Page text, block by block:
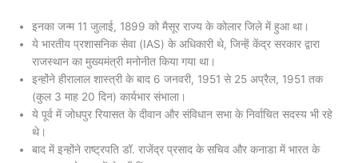
इनका जन्म 11 जुलाई, 1899 को मैसूर राज्य के कोलार जिले में हुआ था।
ये भारतीय प्रशासनिक सेवा (IAS) के अधिकारी थे, जिन्हें केंद्र सरकार द्वारा
राजस्थान का मुख्यमंत्री मनोनीत किया गया था।
इन्होंने हीरालाल शास्त्री के बाद 6 जनवरी, 1951 से 25 अप्रैल, 1951 तक
(कुल 3 माह 20 दिन) कार्यभार संभाला।
ये पूर्व में जोधपुर रियासत के दीवान और संविधान सभा के निर्वाचित सदस्य भी रहे
थे।
बाद में इन्होंने राष्ट्रपति डॉ. राजेंद्र प्रसाद के सचिव और कनाडा में भारत के